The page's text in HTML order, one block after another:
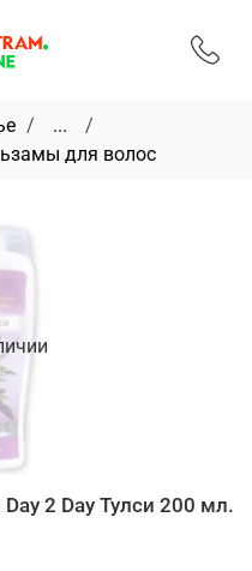
...
для волос
2 Day Тулси 200 мл.